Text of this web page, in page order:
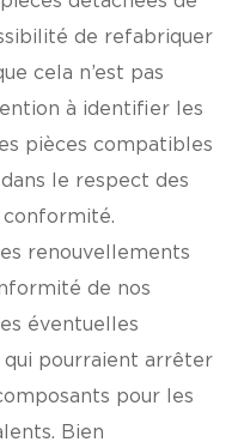
de refabriquer
cela n’est pas
à identifier les
pièces compatibles
le respect des
conformité.
renouvellements
de nos
éventuelles
qui pourraient arrêter
pour les
Bien